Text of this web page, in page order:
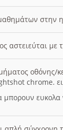
στην
αστειεύται
οθόνης/
chrome.
μπορουν